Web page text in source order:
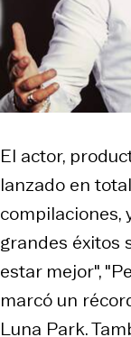
El actor,
lanzado en
compilaciones,
grandes éxitos
estar mejor",
marcó un
Luna Park.